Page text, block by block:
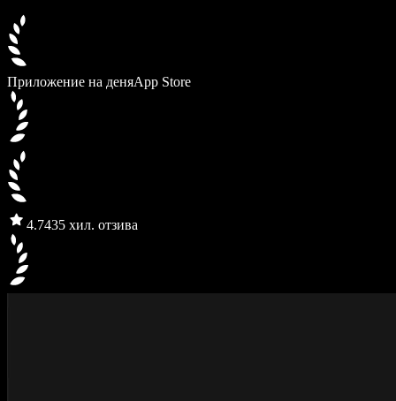
Приложение на деняApp Store
4.7435 хил. отзива